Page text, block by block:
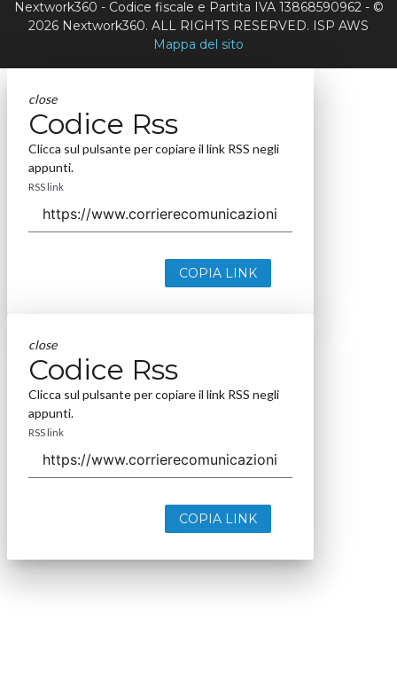
Nextwork360 - Codice fiscale e Partita IVA 13868590962 - ©
2026 Nextwork360. ALL RIGHTS RESERVED. ISP AWS
Mappa del sito
close
Codice Rss
Clicca sul pulsante per copiare il link RSS negli
appunti.
RSS link
COPIA LINK
close
Codice Rss
Clicca sul pulsante per copiare il link RSS negli
appunti.
RSS link
COPIA LINK